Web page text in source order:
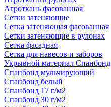
Агроткань фасованная
Сетки затеняющие
Сетка затеняющая фасованная
Сетки затеняющие в рулонах
Сетка фасадная
Сетка для навесов и заборов
Укрывной материал Спанбонд
Спанбонд мульчирующий
Спанбонд белый
Спанбонд 17 г/м2
Спанбонд 30 г/м2